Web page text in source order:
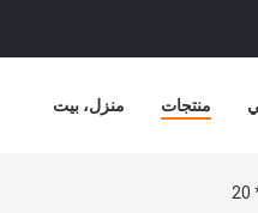
منزل، بيت منتجات